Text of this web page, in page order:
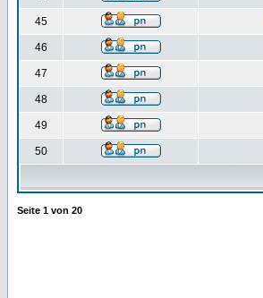
45
46
47
48
49
50
Seite 1 von 20